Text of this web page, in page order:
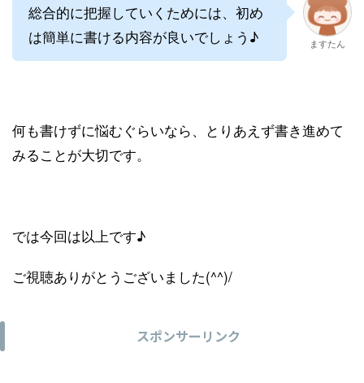
総合的に把握していくためには、初め
は簡単に書ける内容が良いでしょう♪
ますたん
何も書けずに悩むぐらいなら、とりあえず書き進めて
みることが大切です。
では今回は以上です♪
ご視聴ありがとうございました(^^)/
スポンサーリンク